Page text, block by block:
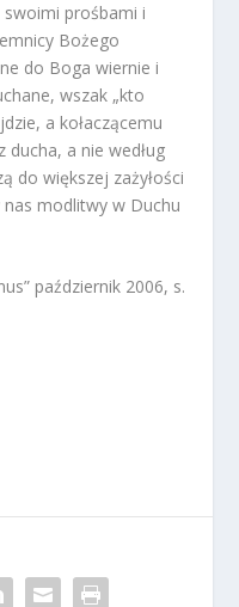
swoimi prośbami i
Bożego
do Boga wiernie i
wszak „kto
a kołaczącemu
a nie według
do większej zażyłości
modlitwy w Duchu
październik 2006, s.